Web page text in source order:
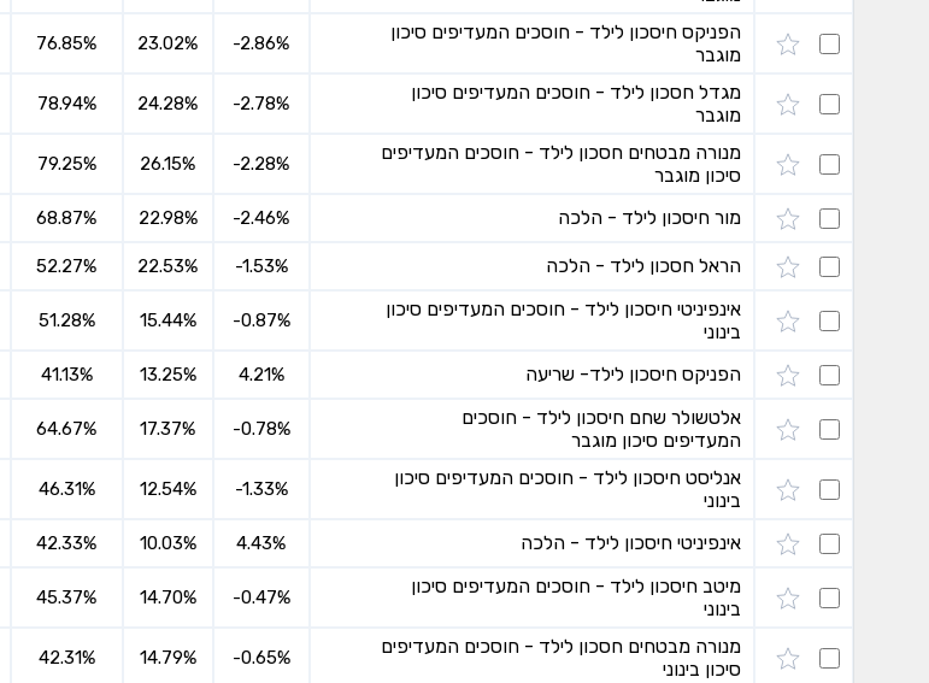
הפניקס חיסכון לילד - חוסכים המעדיפים סיכון
מוגבר
-2.86%
23.02%
76.85%
מגדל חסכון לילד - חוסכים המעדיפים סיכון
מוגבר
-2.78%
24.28%
78.94%
מנורה מבטחים חסכון לילד - חוסכים המעדיפים
סיכון מוגבר
-2.28%
26.15%
79.25%
מור חיסכון לילד - הלכה -2.46%
22.98%
68.87%
הראל חסכון לילד - הלכה -1.53%
22.53%
52.27%
אינפיניטי חיסכון לילד - חוסכים המעדיפים סיכון
בינוני
-0.87%
15.44%
51.28%
הפניקס חיסכון לילד- שריעה 4.21%
13.25%
41.13%
אלטשולר שחם חיסכון לילד - חוסכים
המעדיפים סיכון מוגבר
-0.78%
17.37%
64.67%
אנליסט חיסכון לילד - חוסכים המעדיפים סיכון
בינוני
-1.33%
12.54%
46.31%
אינפיניטי חיסכון לילד - הלכה 4.43%
10.03%
42.33%
מיטב חיסכון לילד - חוסכים המעדיפים סיכון
בינוני
-0.47%
14.70%
45.37%
מנורה מבטחים חסכון לילד - חוסכים המעדיפים
סיכון בינוני
-0.65%
14.79%
42.31%